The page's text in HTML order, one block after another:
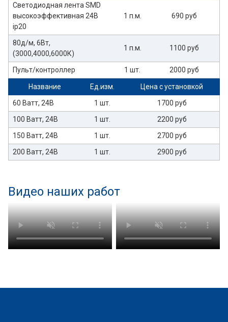
Светодиодная лента SMD
высокоэффективная 24В
ip20
1 п.м. 690 руб
80д/м, 6Вт,
(3000,4000,6000К)
1 п.м. 1100 руб
Пульт/контроллер 1 шт. 2000 руб
Название Ед.изм.
Цена с установкой
60 Ватт, 24В
1 шт.
1700 руб
100 Ватт, 24В
1 шт.
2200 руб
150 Ватт, 24В
1 шт.
2700 руб
200 Ватт, 24В
1 шт. 2900 руб
Видео наших работ